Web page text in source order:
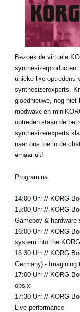
Nieuws
locatie
Social Media
Over KORG
Bezoek de virtuele
unieke live optredens
synthesizerexperts.
gloednieuwe, nog niet
modwave en
optreden staan ​​de
synthesizerexperts
naar ons toe in de
ernaar uit!
Programma
14:00 Uhr// KORG
15:00 Uhr// KORG
Gameboy & hardware
16:00 Uhr// KORG
system into the
16:30 Uhr// KORG
Germany) - Imagining
17:00 Uhr// KORG
opsix
17:30 Uhr// KORG
Live performance